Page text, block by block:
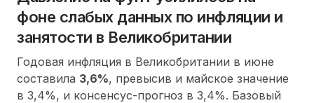
фоне слабых данных по инфляции и
занятости в Великобритании
Годовая инфляция в Великобритании в июне
составила 3,6%, превысив и майское значение
в 3,4%, и консенсус-прогноз в 3,4%. Базовый